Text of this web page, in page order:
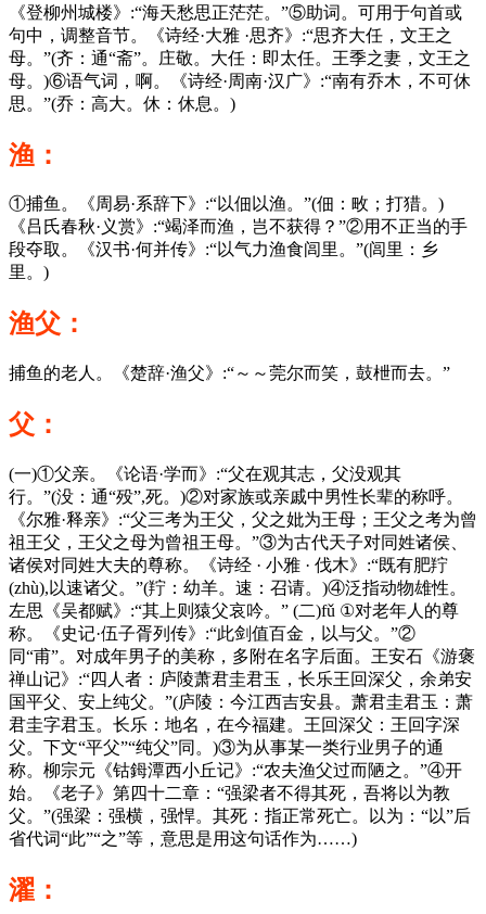
《登柳州城楼》:“海天愁思正茫茫。”⑤助词。可用于句首或
句中，调整音节。《诗经·大雅 ·思齐》:“思齐大任，文王之
母。”(齐：通“斋”。庄敬。大任：即太任。王季之妻，文王之
母。)⑥语气词，啊。《诗经·周南·汉广》:“南有乔木，不可休
思。”(乔：高大。休：休息。)
渔：
①捕鱼。《周易·系辞下》:“以佃以渔。”(佃：畋；打猎。)
《吕氏春秋·义赏》:“竭泽而渔，岂不获得？”②用不正当的手
段夺取。《汉书·何并传》:“以气力渔食闾里。”(闾里：乡
里。)
渔父：
捕鱼的老人。《楚辞·渔父》:“～～莞尔而笑，鼓枻而去。”
父：
(一)①父亲。《论语·学而》:“父在观其志，父没观其
行。”(没：通“殁”,死。)②对家族或亲戚中男性长辈的称呼。
《尔雅·释亲》:“父三考为王父，父之妣为王母；王父之考为曾
祖王父，王父之母为曾祖王母。”③为古代天子对同姓诸侯、
诸侯对同姓大夫的尊称。《诗经 · 小雅 · 伐木》:“既有肥羜
(zhù),以速诸父。”(羜：幼羊。速：召请。)④泛指动物雄性。
左思《吴都赋》:“其上则猿父哀吟。” (二)fǔ ①对老年人的尊
称。《史记·伍子胥列传》:“此剑值百金，以与父。”②
同“甫”。对成年男子的美称，多附在名字后面。王安石《游褒
禅山记》:“四人者：庐陵萧君圭君玉，长乐王回深父，余弟安
国平父、安上纯父。”(庐陵：今江西吉安县。萧君圭君玉：萧
君圭字君玉。长乐：地名，在今福建。王回深父：王回字深
父。下文“平父”“纯父”同。)③为从事某一类行业男子的通
称。柳宗元《钴鉧潭西小丘记》:“农夫渔父过而陋之。”④开
始。《老子》第四十二章：“强梁者不得其死，吾将以为教
父。”(强梁：强横，强悍。其死：指正常死亡。以为：“以”后
省代词“此”“之”等，意思是用这句话作为……)
濯：